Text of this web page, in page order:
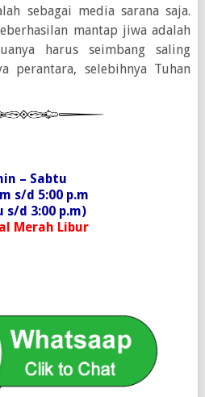
sebagai media sarana saja.
mantap jiwa adalah
harus seimbang saling
perantara, selebihnya Tuhan
– Sabtu
s/d 5:00 p.m
s/d 3:00 p.m)
Merah Libur